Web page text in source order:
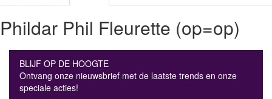
Phildar Phil Fleurette (op=op)
BLIJF OP DE HOOGTE
Ontvang onze nieuwsbrief met de laatste trends en onze
speciale acties!